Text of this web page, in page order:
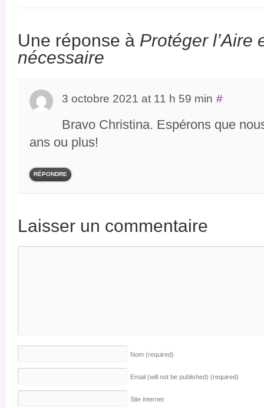
Une réponse à Protéger l’Aire
nécessaire
3 octobre 2021 at 11 h 59 min #
Bravo Christina. Espérons que
ans ou plus!
RÉPONDRE
Laisser un commentaire
Nom (required)
Email (will not be published) (required)
Site internet